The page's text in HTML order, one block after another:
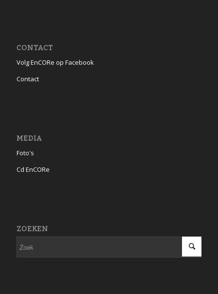
CONTACT
Volg EnCORe op Facebook
Contact
MEDIA
Foto's
Cd EnCORe
ZOEKEN